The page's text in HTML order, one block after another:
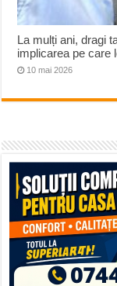
La mulți ani, dragi
implicarea pe care
10 mai 2026